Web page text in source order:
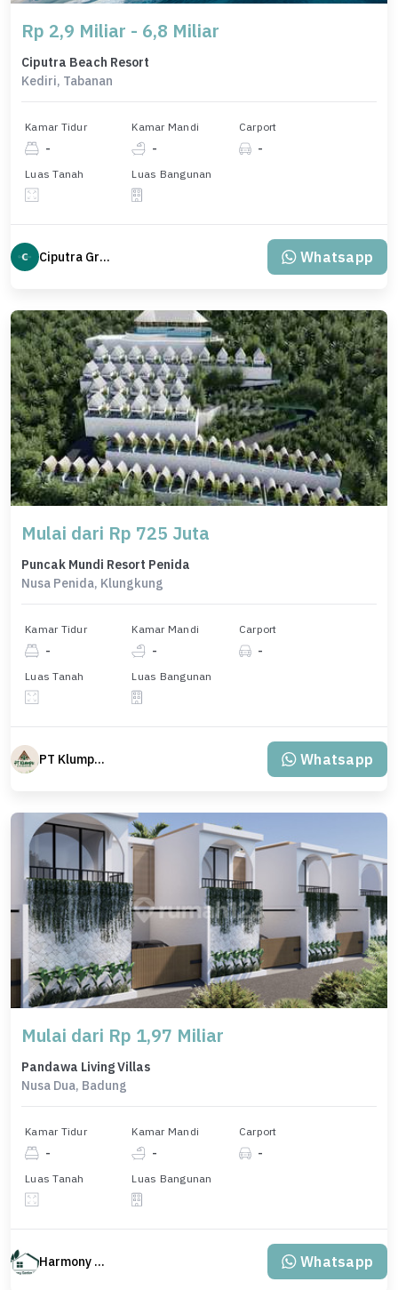
Rp 2,9 Miliar - 6,8 Miliar
Ciputra Beach Resort
Kediri, Tabanan
Kamar Tidur
-
Kamar Mandi
-
Carport
-
Luas Tanah Luas Bangunan
Ciputra Group Whatsapp
Mulai dari Rp 725 Juta
Puncak Mundi Resort Penida
Nusa Penida, Klungkung
Kamar Tidur
-
Kamar Mandi
-
Carport
-
Luas Tanah Luas Bangunan
PT Klumpu Kita Sejahtera Whatsapp
Mulai dari Rp 1,97 Miliar
Pandawa Living Villas
Nusa Dua, Badung
Kamar Tidur
-
Kamar Mandi
-
Carport
-
Luas Tanah Luas Bangunan
Harmony Property Whatsapp